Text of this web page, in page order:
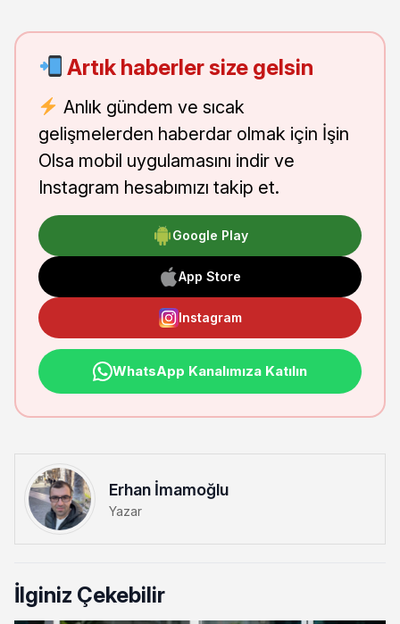
Artık haberler size gelsin
Anlık gündem ve sıcak
gelişmelerden haberdar olmak için İşin
Olsa mobil uygulamasını indir ve
Instagram hesabımızı takip et.
Google Play
App Store
Instagram
WhatsApp Kanalımıza Katılın
Erhan İmamoğlu
Yazar
İlginiz Çekebilir